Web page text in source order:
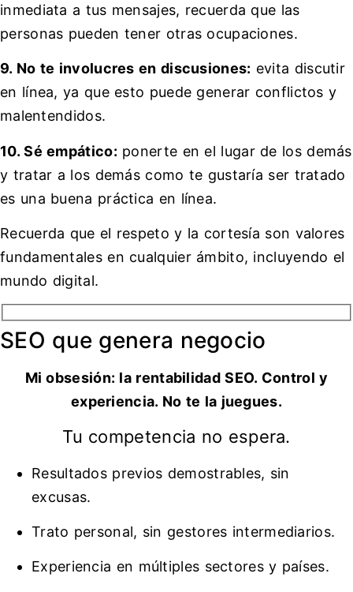
inmediata a tus mensajes, recuerda que las
personas pueden tener otras ocupaciones.
9. No te involucres en discusiones: evita discutir
en línea, ya que esto puede generar conflictos y
malentendidos.
10. Sé empático: ponerte en el lugar de los demás
y tratar a los demás como te gustaría ser tratado
es una buena práctica en línea.
Recuerda que el respeto y la cortesía son valores
fundamentales en cualquier ámbito, incluyendo el
mundo digital.
SEO que genera negocio
Mi obsesión: la rentabilidad SEO. Control y
experiencia. No te la juegues.
Tu competencia no espera.
Resultados previos demostrables, sin
excusas.
Trato personal, sin gestores intermediarios.
Experiencia en múltiples sectores y países.